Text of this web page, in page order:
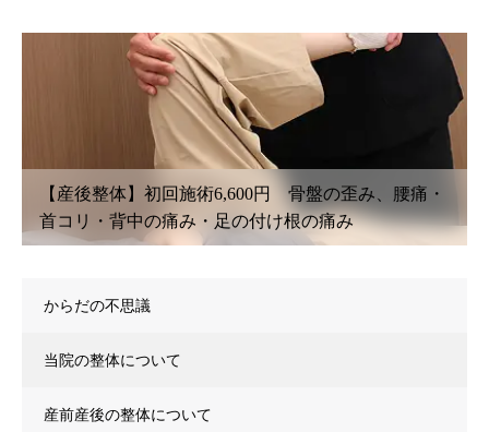
【鍼灸初回治療】6,600円〜 腰痛・坐骨神経痛・肩
こり・首こり・頭痛・眼精疲労
からだの不思議
当院の整体について
産前産後の整体について